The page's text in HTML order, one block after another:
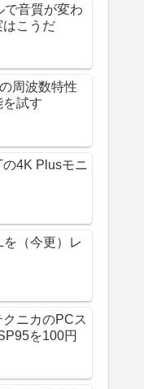
で音質が変わ
はこうだ
周波数特性
を試す
4K Plusモニ
（今更）レ
ニカのPCス
を100円